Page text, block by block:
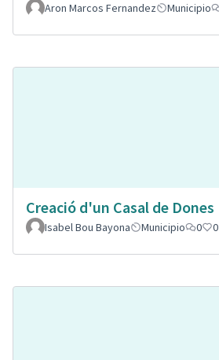
Aron Marcos Fernandez Municipio
Creació d'un Casal de Dones
Isabel Bou Bayona
Municipio 0 0